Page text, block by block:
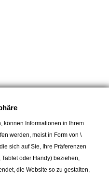
können Informationen in Ihrem
werden, meist in Form von \
sich auf Sie, Ihre Präferenzen
oder Handy) beziehen,
die Website so zu gestalten,